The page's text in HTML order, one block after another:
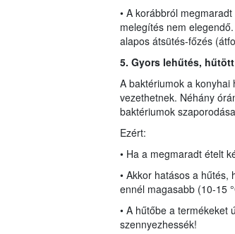
• A korábbról
melegítés nem
alapos átsütés-főzés
5. Gyors lehűtés, hűtött
A baktériumok a
vezethetnek. Néhány
baktériumok
Ezért:
• Ha a megmaradt ételt
• Akkor hatásos a hűtés,
ennél magasabb (10-15
• A hűtőbe a termékeket
szennyezhessék!